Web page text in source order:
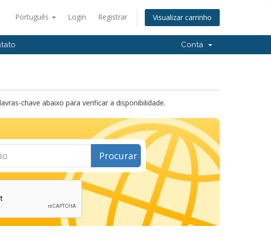
Português Login Registrar Visualizar carrinho
Conta
chave abaixo para verificar a disponibilidade.
Procurar